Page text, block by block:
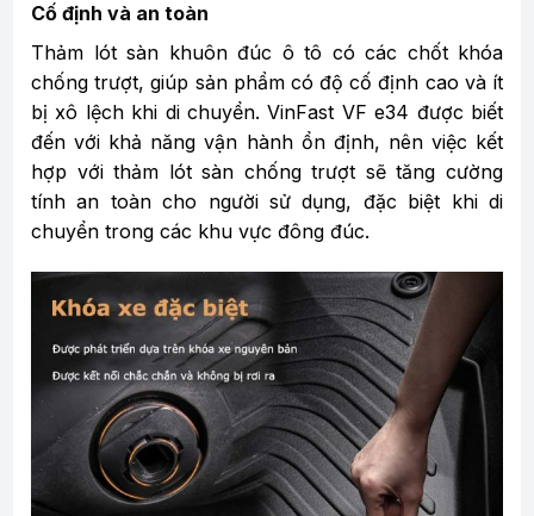
Cố định và an toàn
Thảm lót sàn khuôn đúc ô tô có các chốt khóa
chống trượt, giúp sản phẩm có độ cố định cao và ít
bị xô lệch khi di chuyển. VinFast VF e34 được biết
đến với khả năng vận hành ổn định, nên việc kết
hợp với thảm lót sàn chống trượt sẽ tăng cường
tính an toàn cho người sử dụng, đặc biệt khi di
chuyển trong các khu vực đông đúc.